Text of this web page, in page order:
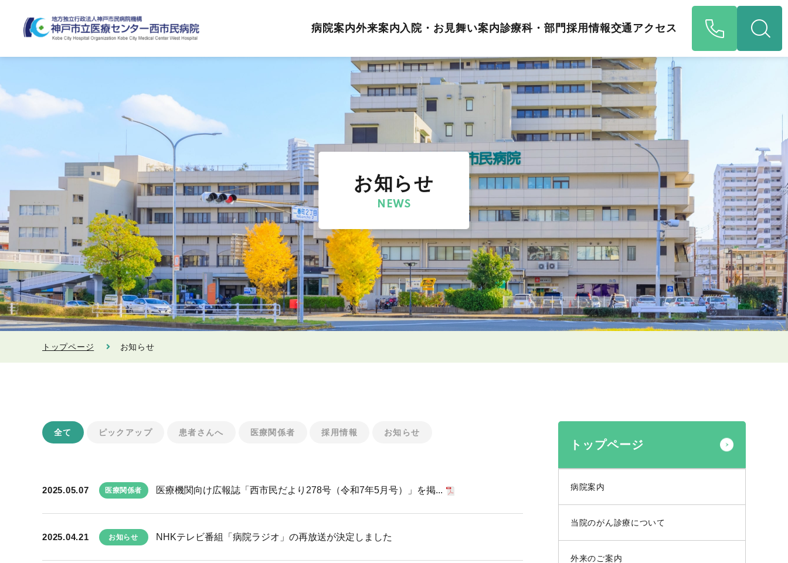
病院案内外来案内入院・お見舞い案内診療科・部門 採用情報交通アクセス
お知らせ
NEWS
トップページ お知らせ
全て ピックアップ 患者さんへ 医療関係者 採用情報 お知らせ
2025.05.07 医療関係者 医療機関向け広報誌「西市民だより278号（令和7年5月号）」を掲...
2025.04.21 お知らせ NHKテレビ番組「病院ラジオ」の再放送が決定しました
トップページ
病院案内
当院のがん診療について
外来のご案内